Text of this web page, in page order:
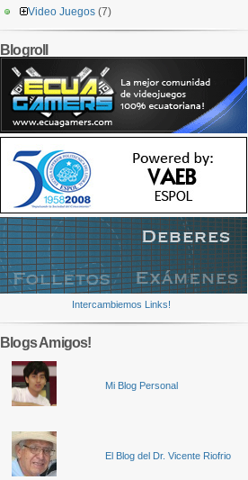
Video Juegos (7)
Blogroll
Intercambiemos Links!
Blogs Amigos!
Mi Blog Personal
El Blog del Dr. Vicente Riofrio